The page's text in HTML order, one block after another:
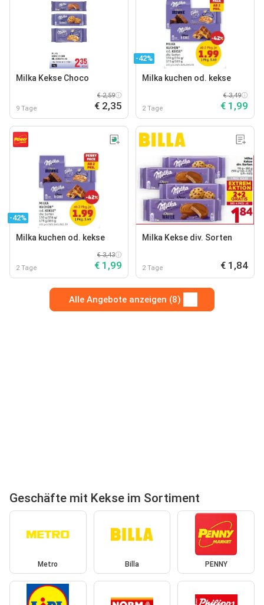
Milka Kekse Choco
9 Tage
€ 2,59
€ 2,35
-42%
Milka kuchen od. kekse
2 Tage
€ 3,49
€ 1,99
-42%
Milka kuchen od. kekse
2 Tage
€ 3,43
€ 1,99
Milka Kekse div. Sorten
2 Tage € 1,84
Alle Angebote anzeigen (8)
Geschäfte mit Kekse im Sortiment
Metro Billa PENNY